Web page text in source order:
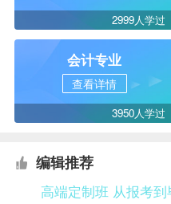
2999人学过
会计专业
查看详情
3950人学过
编辑推荐
高端定制班 从报考